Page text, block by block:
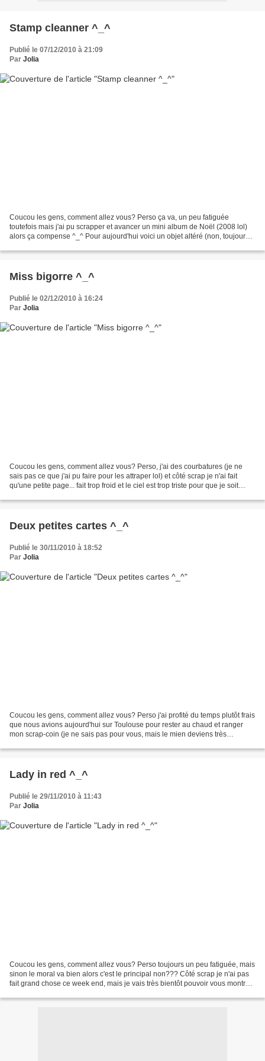
Stamp cleanner ^_^
Publié le 07/12/2010 à 21:09
Par Jolia
Coucou les gens, comment allez vous? Perso ça va, un peu fatiguée
toutefois mais j'ai pu scrapper et avancer un mini album de Noël (2008 lol)
alors ça compense ^_^ Pour aujourd'hui voici un objet altéré (non, toujours
Miss bigorre ^_^
Publié le 02/12/2010 à 16:24
Par Jolia
Coucou les gens, comment allez vous? Perso, j'ai des courbatures (je ne
sais pas ce que j'ai pu faire pour les attraper lol) et côté scrap je n'ai fait
qu'une petite page... fait trop froid et le ciel est trop triste pour que je soit
Deux petites cartes ^_^
Publié le 30/11/2010 à 18:52
Par Jolia
Coucou les gens, comment allez vous? Perso j'ai profité du temps plutôt frais
que nous avions aujourd'hui sur Toulouse pour rester au chaud et ranger
mon scrap-coin (je ne sais pas pour vous, mais le mien deviens très
Lady in red ^_^
Publié le 29/11/2010 à 11:43
Par Jolia
Coucou les gens, comment allez vous? Perso toujours un peu fatiguée, mais
sinon le moral va bien alors c'est le principal non??? Côté scrap je n'ai pas
fait grand chose ce week end, mais je vais très bientôt pouvoir vous montrer